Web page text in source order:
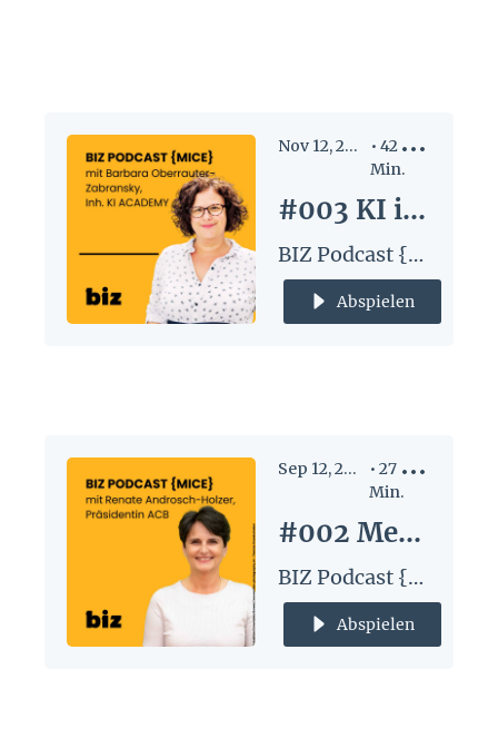
Nov 12, 2024 • 42
Min.
#003 KI im Eventbereich - mit Barbara Oberrauter-Zabransky
BIZ Podcast {MICE}
Abspielen
Sep 12, 2024 •27
Min.
#002 Meaningindustrie - mit Renate Androsch-Holzer
BIZ Podcast {MICE}
Abspielen